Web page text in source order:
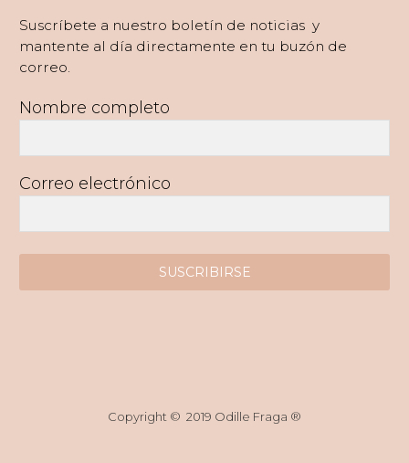
Suscríbete a nuestro boletín de noticias y
mantente al día directamente en tu buzón de
correo.
Nombre completo
Correo electrónico
SUSCRIBIRSE
Copyright © 2019 Odille Fraga ®